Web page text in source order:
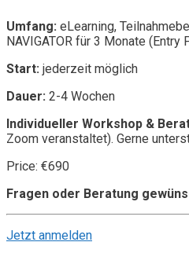
Umfang: eLearning,
NAVIGATOR für 3 Monate
Start: jederzeit möglich
Dauer: 2-4 Wochen
Individueller Workshop &
Zoom veranstaltet). Gerne
Price: €690
Fragen oder Beratung
Jetzt anmelden